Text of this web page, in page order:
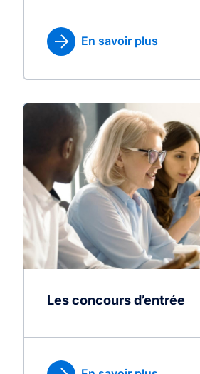
En savoir plus
Les concours d’entrée